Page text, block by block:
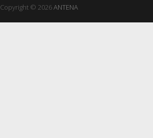
Copyright © 2026ANTENA